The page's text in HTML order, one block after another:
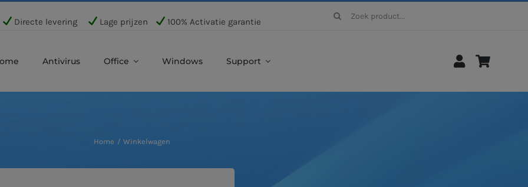
Directe levering Lage prijzen 100% Activatie garantie
Zoeken
Antivirus Office Windows Support
Home Winkelwagen